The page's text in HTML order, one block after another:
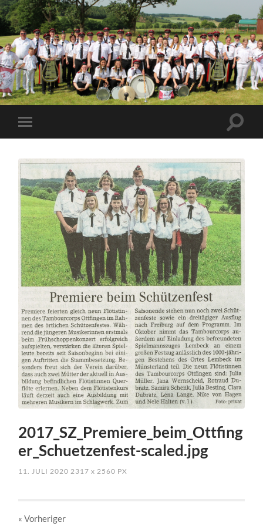
2017_SZ_Premiere_beim_Ottfing
er_Schuetzenfest-scaled.jpg
11. JULI 2020 2317x 2560 PX
« Vorheriger